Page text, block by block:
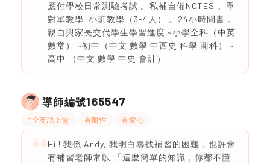
應付學校日常測驗考試 。私補自備NOTES 。單
對單教學+小班教學（3-4人） 。24小時問書 。
親自與家長交代學生學習進度 ~小學全科（中英
數常） ~初中（中文 數學 中西史 科學 商科） ~
高中 （中文 數學 中史 會計）
導師編號165547
*全英語上堂 有耐性 有愛心
Hi ! 我係 Andy, 我明白尋找補習的困難，也許會
有補習老師常以 「這麼簡單的知識，你都不懂